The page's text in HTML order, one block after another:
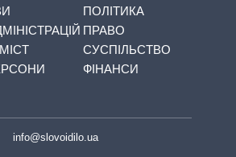
ПОЛІТИКА
ПРАВО
СУСПІЛЬСТВО
ФІНАНСИ
info@slovoidilo.ua